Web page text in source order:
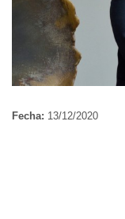
Fecha: 13/12/2020